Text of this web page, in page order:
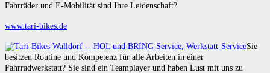
Fahrräder und E-Mobilität sind Ihre Leidenschaft?
www.tari-bikes.de
Sie
besitzen Routine und Kompetenz für alle Arbeiten in einer
Fahrradwerkstatt? Sie sind ein Teamplayer und haben Lust mit uns zu